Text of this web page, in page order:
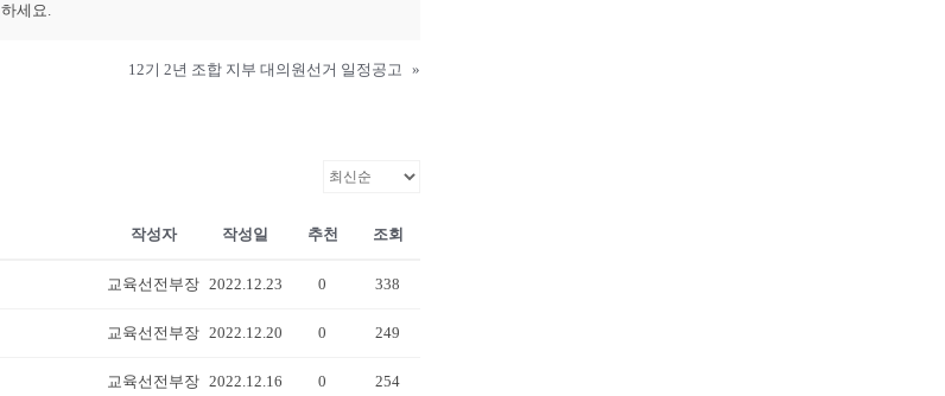
하세요.
12기 2년 조합 지부 대의원선거 일정공고 »
작성자 작성일 추천 조회
교육선전부장 2022.12.23 0 338
교육선전부장 2022.12.20 0 249
교육선전부장 2022.12.16 0 254